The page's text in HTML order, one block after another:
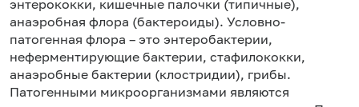
энтерококки, кишечные палочки (типичные),
анаэробная флора (бактероиды). Условно-
патогенная флора – это энтеробактерии,
неферментирующие бактерии, стафилококки,
анаэробные бактерии (клостридии), грибы.
Патогенными микроорганизмами являются